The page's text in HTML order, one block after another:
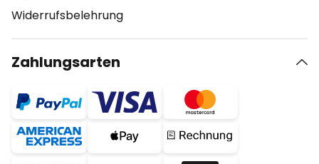
Widerrufsbelehrung
Zahlungsarten